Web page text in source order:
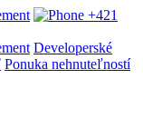
+421
Developerské
Ponuka nehnuteľností